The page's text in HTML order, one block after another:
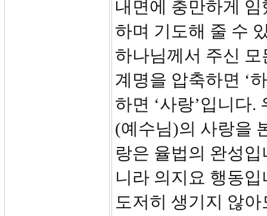
내면에 충만하게
하며 기도해 줄 수
하나님께서 주신
계명을 압축하면 ‘
하면 ‘사랑’입니다
(예수님)의 사랑을
랑은 율법의 완성
니라 의지요 행동
도저히 생기지 않